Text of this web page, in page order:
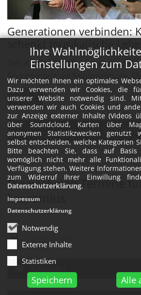
Ihre
Einstellungen zum
Wir möchten Ihnen ein optimales
Dazu verwenden wir Cookies, die
unserer Website notwendig sind.
verwenden wir auch Cookies und
zur Anzeige externer Inhalte (Videos
über Soundcloud, Karten über
anonymen Statistikzwecken genutzt
selbst entscheiden, welche Kategorien
Bitte beachten Sie, dass auf Basis
womöglich nicht mehr alle
Verfügung stehen. Weitere
zum Widerruf Ihrer Einwillung
Datenschutzerklärung.
Notwendig
Externe Inhalte
Statistiken
Speichern Alle
Impressum
Datenschutzerklärung
©
Generationen verbinden:
schenkt musikalische
Der Kinderchor St. Laurentius
Sommerfest im Seniorenhaus St.
Mehr
Mehr anzeigen
Die nächsten Termine
Laurentius
Suche in Liste